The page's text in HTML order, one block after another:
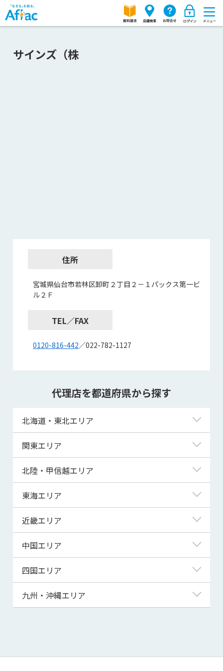
サインズ（株
住所
宮城県仙台市若林区卸町２丁目２－１パックス第一ビ
ル２Ｆ
TEL／FAX
0120-816-442／022-782-1127
代理店を都道府県から探す
北海道・東北エリア
北海道
青森県
宮城県
秋田県
山形県
関東エリア
東京都
神奈川県
埼玉県
千葉県
茨城県
群馬県
北陸・甲信越エリア
新潟県
富山県
福井県
山梨県
長野県
東海エリア
岐阜県
静岡県
三重県
近畿エリア
滋賀県
京都府
大阪府
兵庫県
和歌山県
中国エリア
鳥取県
島根県
山口県
四国エリア
徳島県
高知県
九州・沖縄エリア